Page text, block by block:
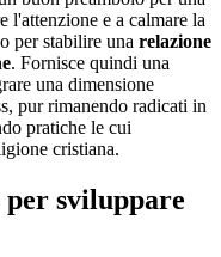
l'attenzione e a calmare la
per stabilire una relazione
. Fornisce quindi una
una dimensione
pur rimanendo radicati in
pratiche le cui
cristiana.
sviluppare